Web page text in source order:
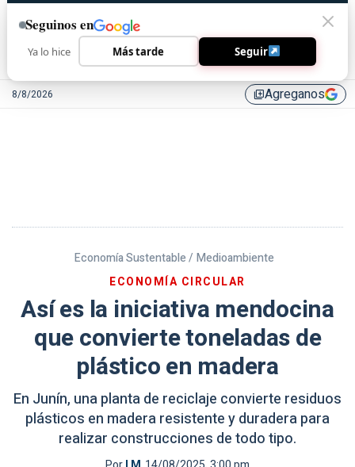
8/8/2026 library_addAgreganos
Economía Sustentable / Medioambiente
ECONOMÍA CIRCULAR
Así es la iniciativa mendocina
que convierte toneladas de
plástico en madera
En Junín, una planta de reciclaje convierte residuos
plásticos en madera resistente y duradera para
realizar construcciones de todo tipo.
Seguinos en
Ya lo hice Más tarde Seguir